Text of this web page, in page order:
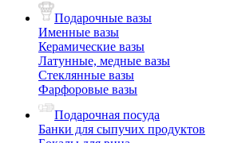
Подарочные вазы
Именные вазы
Керамические вазы
Латунные, медные вазы
Стеклянные вазы
Фарфоровые вазы
Подарочная посуда
Банки для сыпучих продуктов